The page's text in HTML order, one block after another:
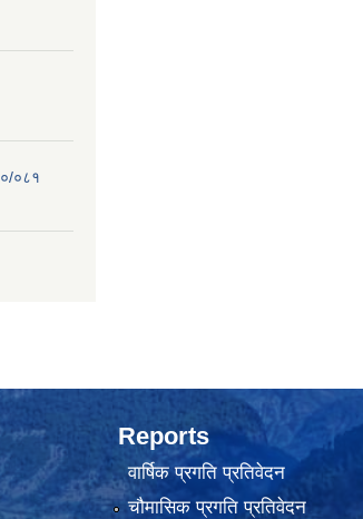
०८१
Reports
वार्षिक प्रगति प्रतिवेदन
चौमासिक प्रगति प्रतिवेदन